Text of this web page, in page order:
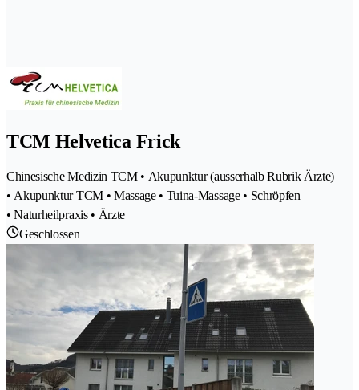
TCM Helvetica Frick
Chinesische Medizin TCM • Akupunktur (ausserhalb Rubrik Ärzte)
• Akupunktur TCM • Massage • Tuina-Massage • Schröpfen
• Naturheilpraxis • Ärzte
Geschlossen